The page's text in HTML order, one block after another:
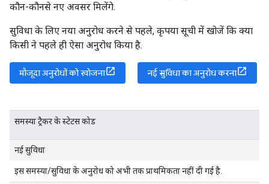
कौन-कौनसे नए अवसर मिलेंगे.
सुविधा के लिए नया अनुरोध करने से पहले, कृपया सूची में खोजें कि क्या
किसी ने पहले ही ऐसा अनुरोध किया है.
मौजूदा अनुरोधों को खोजना नई सुविधा का अनुरोध करना
समस्या ट्रैकर के स्टेटस कोड
नई सुविधा
इस समस्या/सुविधा के अनुरोध को अभी तक प्राथमिकता नहीं दी गई है.